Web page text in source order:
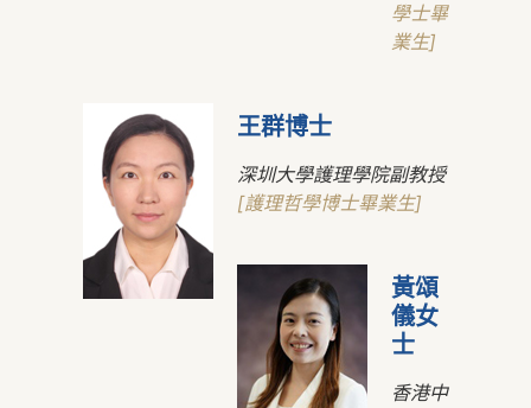
學士畢
業生]
王群博士
深圳大學護理學院副教授
[護理哲學博士畢業生]
黃頌
儀女
士
香港中